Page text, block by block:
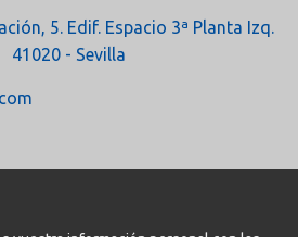
5. Edif. Espacio 3ª Planta Izq.
41020 - Sevilla